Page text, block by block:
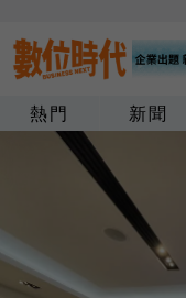
熱門 新聞